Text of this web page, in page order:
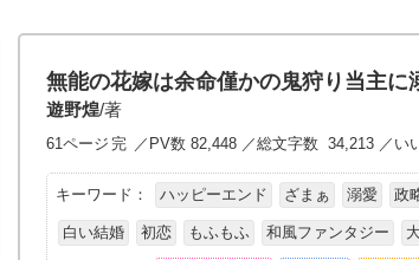
無能の花嫁は余命僅かの鬼狩り当主に
遊野煌/著
61ページ 完 ／PV数 82,448 ／総文字数 34,213 ／い
キーワード： ハッピーエンド ざまぁ 溺愛 政
白い結婚 初恋 もふもふ 和風ファンタジー